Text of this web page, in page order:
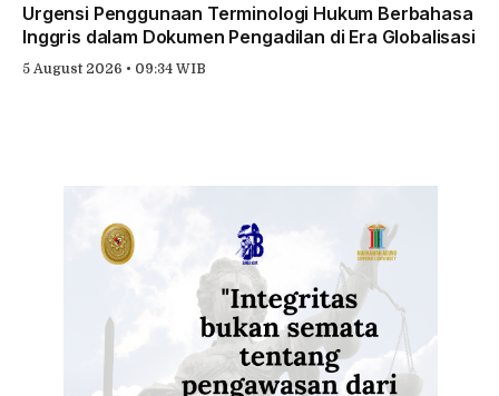
Urgensi Penggunaan Terminologi Hukum Berbahasa
Inggris dalam Dokumen Pengadilan di Era Globalisasi
5 August 2026 • 09:34 WIB